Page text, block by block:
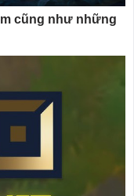
cũng như những